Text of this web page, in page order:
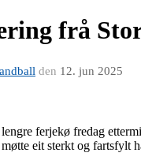
frå
den 12. jun 2025
ferjekø fredag
eit sterkt og fartsfylt